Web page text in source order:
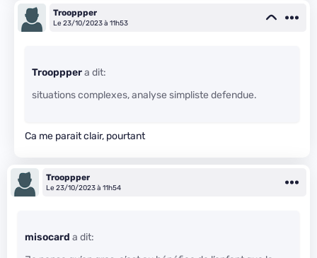
Trooppper
Le 23/10/2023 à 11h53
Troopppera dit:
situations complexes, analyse simpliste defendue.
Ca me parait clair, pourtant
Trooppper
Le 23/10/2023 à 11h54
misocard a dit: